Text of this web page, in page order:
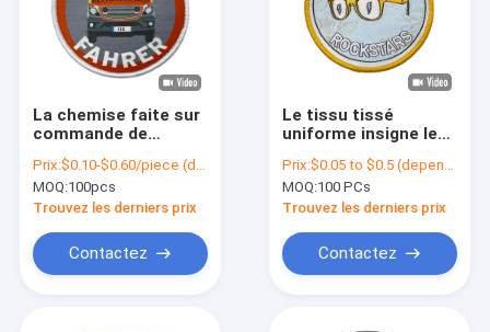
La chemise faite sur
commande de
d'ambulance corrige
la couleur lavable de
pantone pour le tissu
Prix:$0.10-$0.60/piece (depends on the design and order quantity)
MOQ:100pcs
Trouvez les derniers prix
Contactez
Le tissu tissé
uniforme insigne les
sur commande
écologiques de nom
de tissu de manteau
Prix:$0.05 to $0.5 (depends on the design and order quantity)
MOQ:100 PCs
Trouvez les derniers prix
Contactez